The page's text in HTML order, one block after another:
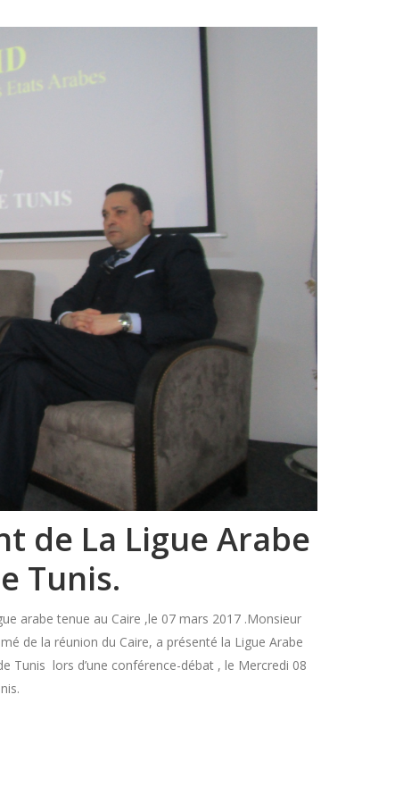
de La Ligue Arabe
Tunis.
arabe tenue au Caire ,le 07 mars 2017 .Monsieur
de la réunion du Caire, a présenté la Ligue Arabe
Tunis lors d’une conférence-débat , le Mercredi 08